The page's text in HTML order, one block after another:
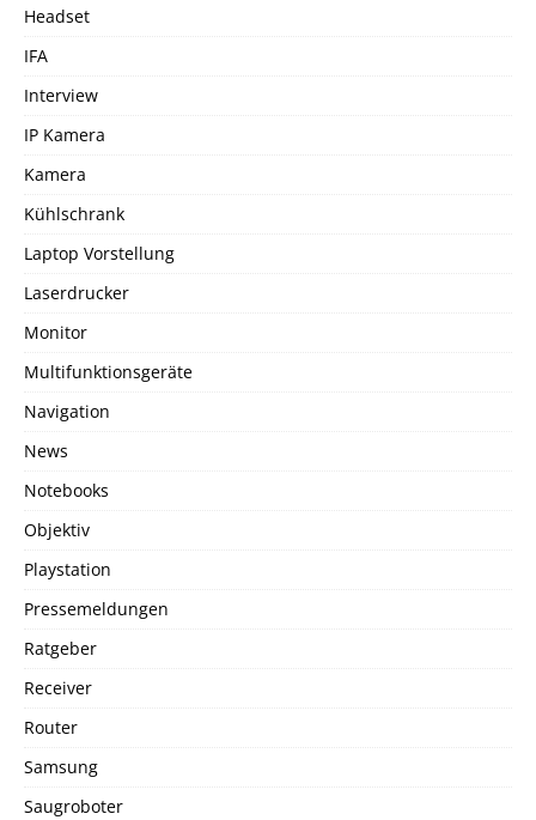
Headset
IFA
Interview
IP Kamera
Kamera
Kühlschrank
Laptop Vorstellung
Laserdrucker
Monitor
Multifunktionsgeräte
Navigation
News
Notebooks
Objektiv
Playstation
Pressemeldungen
Ratgeber
Receiver
Router
Samsung
Saugroboter